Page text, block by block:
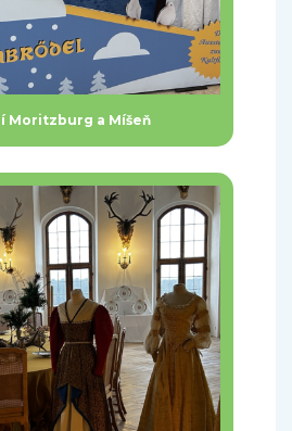
Moritzburg a Míšeň